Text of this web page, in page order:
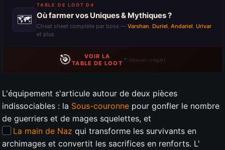
🗺
TABLE DE LOOT D4
Où farmer vos Uniques & Mythiques ?
Cheat sheet complète par boss — Varshan Duriel Andariel Urivar
et plus
🎯
VOIR LA
TABLE DE LOOT ↗ nouvel onglet
L'équipement s'articule autour de deux pièces
indissociables : la Sous-couronne pour gonfler le nombre
de guerriers et de mages squelettes, et
La main de Naz qui transforme les survivants en
archimages et convertit les sacrifices en renforts. L'